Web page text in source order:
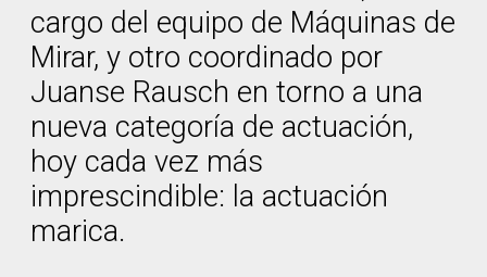
cargo del equipo de Máquinas de
Mirar, y otro coordinado por
Juanse Rausch en torno a una
nueva categoría de actuación,
hoy cada vez más
imprescindible: la actuación
marica.